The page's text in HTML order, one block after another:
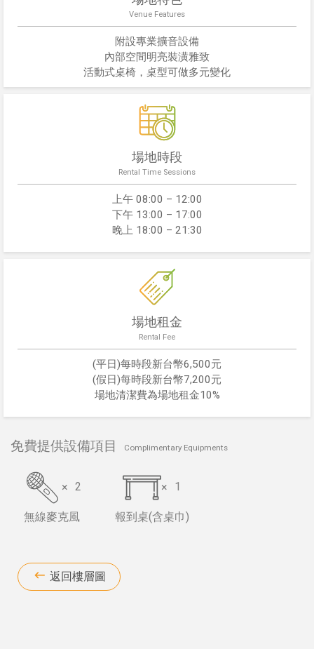
Venue Features
附設專業擴音設備
內部空間明亮裝潢雅致
活動式桌椅，桌型可做多元變化
場地時段
Rental Time Sessions
上午 08:00 – 12:00
下午 13:00 – 17:00
晚上 18:00 – 21:30
場地租金
Rental Fee
(平日)每時段新台幣6,500元
(假日)每時段新台幣7,200元
場地清潔費為場地租金10%
免費提供設備項目 Complimentary Equipments
× 2
無線麥克風
× 1
報到桌(含桌巾)
返回樓層圖